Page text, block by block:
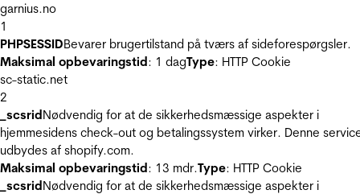
garnius.no
1
PHPSESSIDBevarer brugertilstand på tværs af sideforespørgsler.
Maksimal opbevaringstid: 1 dagType: HTTP Cookie
sc-static.net
2
_scsridNødvendig for at de sikkerhedsmæssige aspekter i
hjemmesidens check-out og betalingssystem virker. Denne
udbydes af shopify.com.
Maksimal opbevaringstid: 13 mdr.Type: HTTP Cookie
_scsridNødvendig for at de sikkerhedsmæssige aspekter i